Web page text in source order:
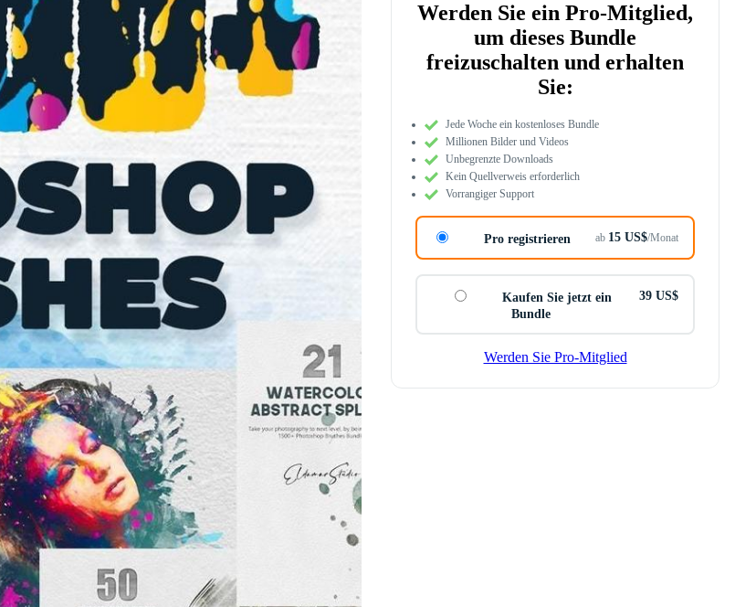
Werden Sie ein Pro-Mitglied,
um dieses Bundle
freizuschalten und erhalten
Sie:
Jede Woche ein kostenloses Bundle
Millionen Bilder und Videos
Unbegrenzte Downloads
Kein Quellverweis erforderlich
Vorrangiger Support
Pro registrieren ab 15 US$/Monat
Kaufen Sie jetzt ein
Bundle
39 US$
Werden Sie Pro-Mitglied